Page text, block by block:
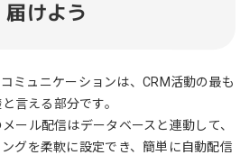
届けよう
ミュニケーションは、CRM活動の最も
言える部分です。
ール配信はデータベースと連動して、
グを柔軟に設定でき、簡単に自動配信